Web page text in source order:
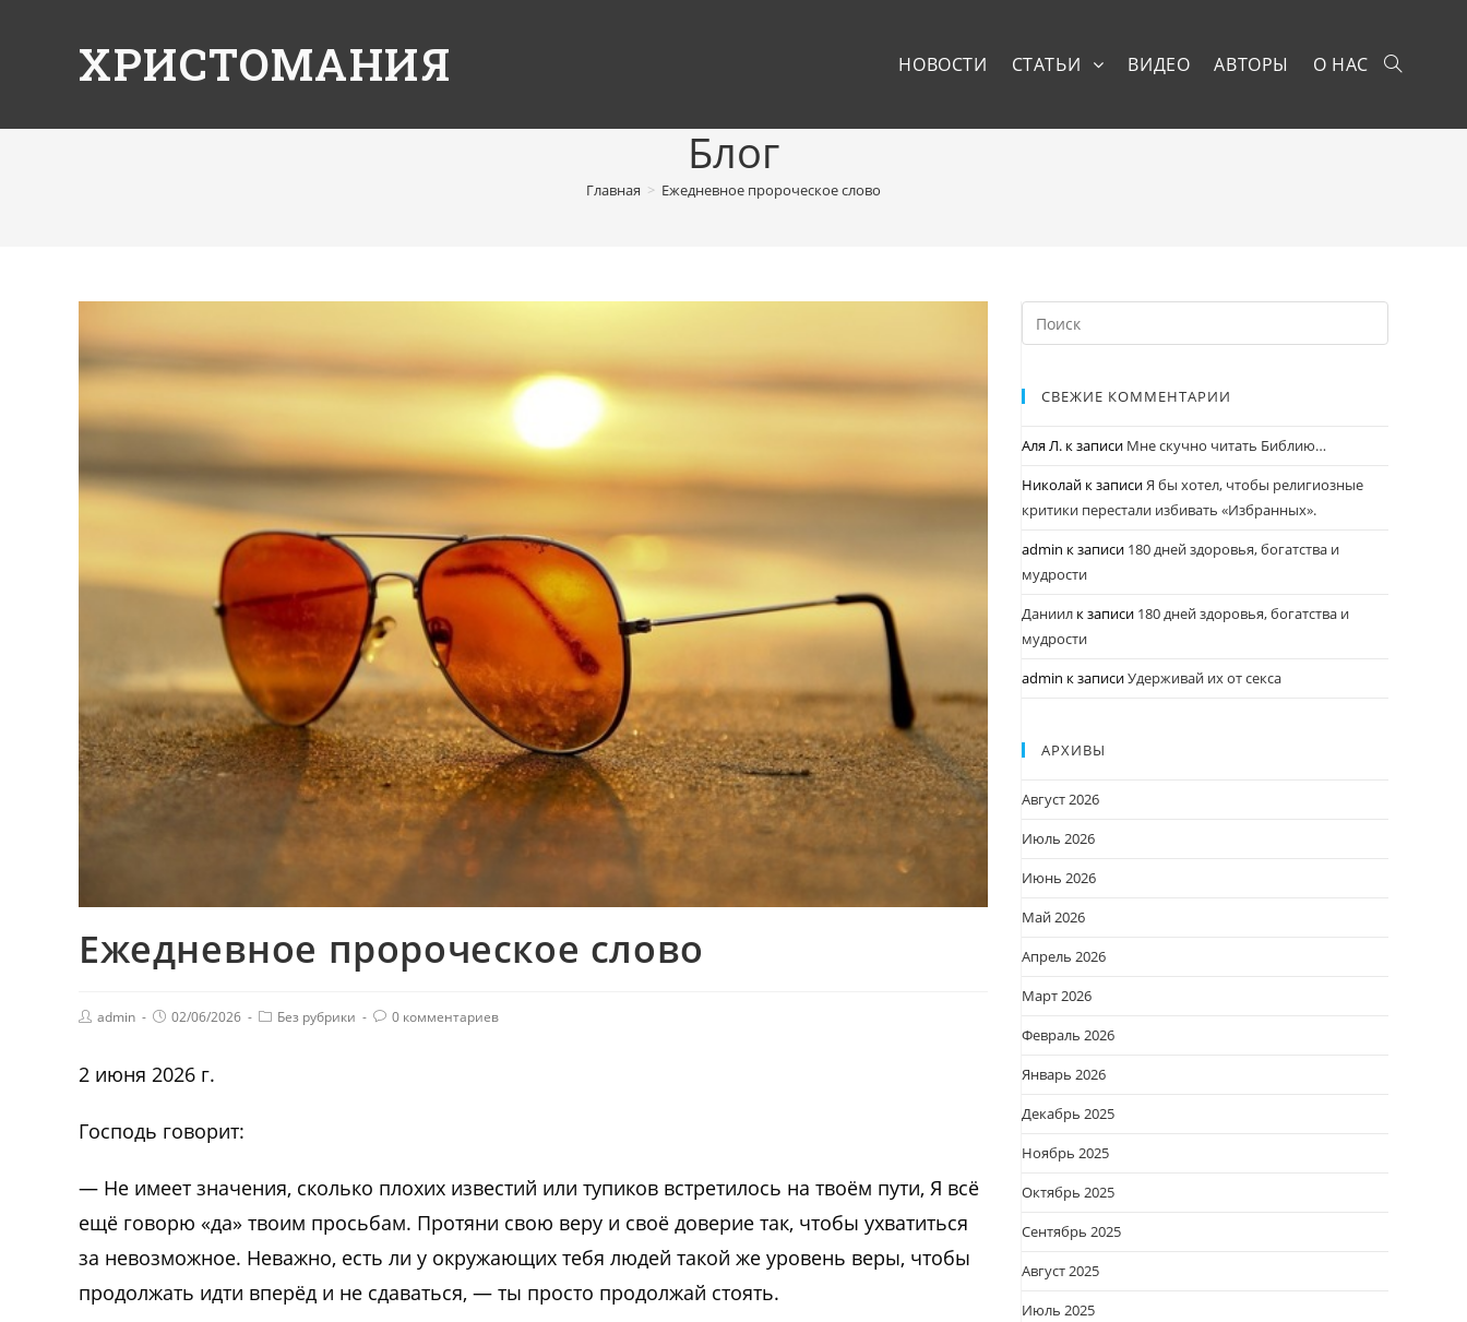
ХРИСТОМАНИЯ НОВОСТИ СТАТЬИ ВИДЕО АВТОРЫ О НАС
Блог
Главная > Ежедневное пророческое слово
Ежедневное пророческое слово
admin 02/06/2026 Без рубрики 0 комментариев
2 июня 2026 г.
Господь говорит:
— Не имеет значения, сколько плохих известий или тупиков встретилось на твоём пути, Я всё
ещё говорю «да» твоим просьбам. Протяни свою веру и своё доверие так, чтобы ухватиться
за невозможное. Неважно, есть ли у окружающих тебя людей такой же уровень веры, чтобы
продолжать идти вперёд и не сдаваться, — ты просто продолжай стоять.
СВЕЖИЕ КОММЕНТАРИИ
Аля Л. к записи Мне скучно читать Библию…
Николай к записиЯ бы хотел, чтобы религиозные
критики перестали избивать «Избранных».
admin к записи 180 дней здоровья, богатства и
мудрости
Даниил к записи 180 дней здоровья, богатства и
мудрости
admin к записиУдерживай их от секса
АРХИВЫ
Август 2026
Июль 2026
Июнь 2026
Май 2026
Апрель 2026
Март 2026
Февраль 2026
Январь 2026
Декабрь 2025
Ноябрь 2025
Октябрь 2025
Сентябрь 2025
Август 2025
Июль 2025